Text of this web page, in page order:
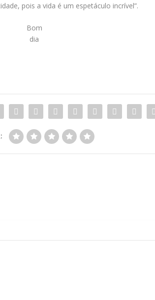
pois a vida é um espetáculo incrível”.
Bom
dia